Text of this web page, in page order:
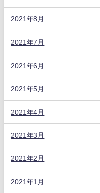
2021年8月
2021年7月
2021年6月
2021年5月
2021年4月
2021年3月
2021年2月
2021年1月